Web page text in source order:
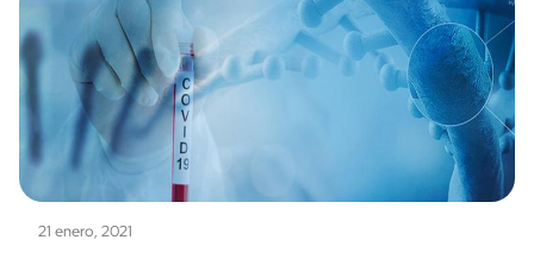
21 enero, 2021